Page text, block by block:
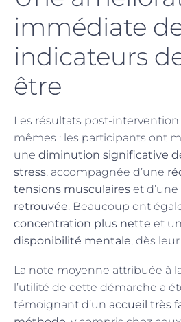
immédiate
indicateurs
être
Les résultats post-intervention
mêmes : les participants ont
une diminution significative
stress, accompagnée d’une
tensions musculaires et d’une
retrouvée. Beaucoup ont
concentration plus nette et
disponibilité mentale, dès
La note moyenne attribuée à
l’utilité de cette démarche a
témoignant d’un accueil très